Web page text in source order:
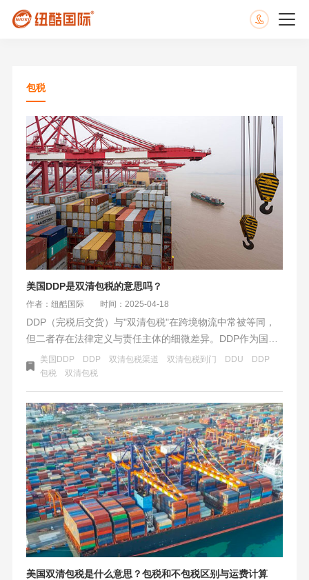
包税
美国DDP是双清包税的意思吗？
作者：纽酷国际 时间：2025-04-18
DDP（完税后交货）与"双清包税"在跨境物流中常被等同，
但二者存在法律定义与责任主体的细微差异。DDP作为国际
贸易术语，要求卖方承担货物运至目的地、完成清关并支付
关税的全部责任，其核心是通过责任前置简化买方流程，将
物流风险与税务成本转移至卖方。而"双清包税"更侧重物流
服务商提供的一站式清关服务，实质是代理执行DDP条款的
实操模式，尤其在跨境电商中常用于高关税或流程复杂的场
景。
美国DDP DDP 双清包税渠道 双清包税到门 DDU
DDP
包税
双清包税
美国双清包税是什么意思？包税和不包税区别与运费计算